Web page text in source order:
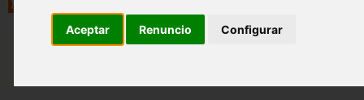
Aceptar Renuncio Configurar